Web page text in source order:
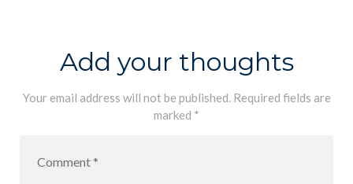
Menyenangka
n
Add your thoughts
Your email address will not be published. Required fields are
marked *